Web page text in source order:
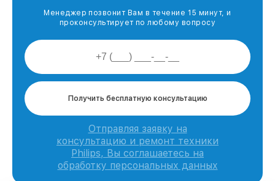
Менеджер позвонит Вам в течение 15 минут, и
проконсультирует по любому вопросу
Получить бесплатную консультацию
Отправляя заявку на
консультацию и ремонт техники
Philips, Вы соглашаетесь на
обработку персональных данных